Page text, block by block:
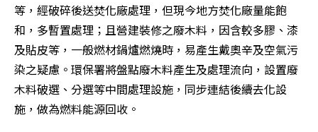
等，經破碎後送焚化廠處理，但現今地方焚化廠量能飽
和，多暫置處理；且營建裝修之廢木料，因含較多膠、漆
及貼皮等，一般燃材鍋爐燃燒時，易產生戴奧辛及空氣污
染之疑慮。環保署將盤點廢木料產生及處理流向，設置廢
木料破選、分選等中間處理設施，同步連結後續去化設
施，做為燃料能源回收。